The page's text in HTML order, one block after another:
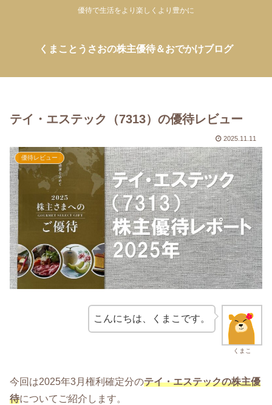
優待で生活をより楽しくより豊かに
くまことうさおの株主優待＆おでかけブログ
テイ・エステック（7313）の優待レビュー
2025.11.11
優待レビュー
くまこ
こんにちは、くまこです。
今回は2025年3月権利確定分のテイ・エステックの株主優
待についてご紹介します。